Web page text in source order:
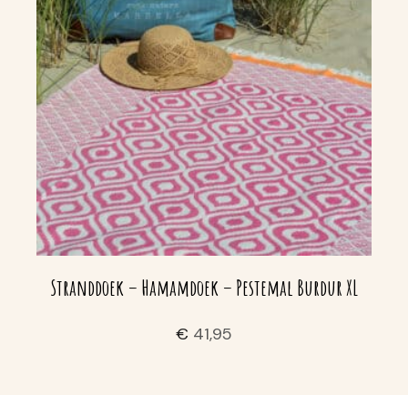
Stranddoek – Hamamdoek – Pestemal Burdur XL
€ 41,95